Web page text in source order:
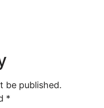
be published.
*